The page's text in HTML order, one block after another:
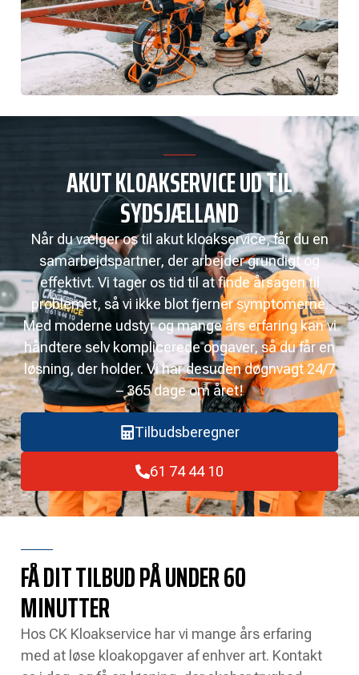
AKUT KLOAKSERVICE UD TIL
SYDSJÆLLAND
Når du vælger os til akut kloakservice, får du en
samarbejdspartner, der arbejder grundigt og
effektivt. Vi tager os tid til at finde årsagen til
problemet, så vi ikke blot fjerner symptomerne.
Med moderne udstyr og mange års erfaring kan vi
håndtere selv komplicerede opgaver, så du får en
løsning, der holder. Vi har desuden døgnvagt 24/7
– 365 dage om året!
Tilbudsberegner
61 74 44 10
FÅ DIT TILBUD PÅ UNDER 60
MINUTTER
Hos CK Kloakservice har vi mange års erfaring
med at løse kloakopgaver af enhver art. Kontakt